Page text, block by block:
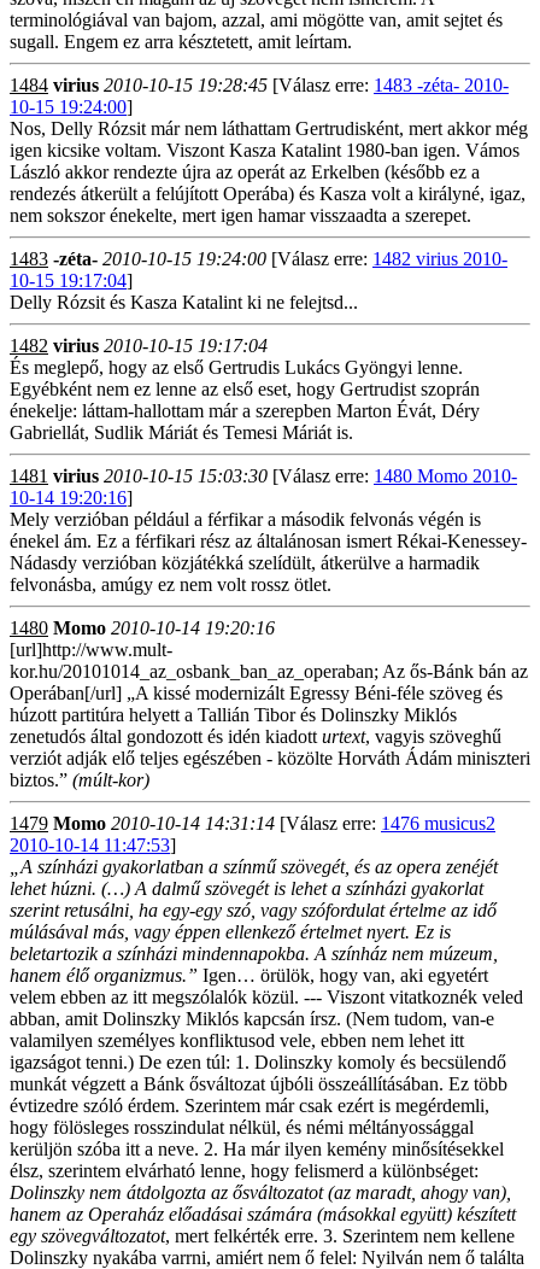
terminológiával van bajom, azzal, ami mögötte van, amit sejtet és
sugall. Engem ez arra késztetett, amit leírtam.
1484 virius 2010-10-15 19:28:45 [Válasz erre: 1483 -zéta- 2010-
10-15 19:24:00]
Nos, Delly Rózsit már nem láthattam Gertrudisként, mert akkor még
igen kicsike voltam. Viszont Kasza Katalint 1980-ban igen. Vámos
László akkor rendezte újra az operát az Erkelben (később ez a
rendezés átkerült a felújított Operába) és Kasza volt a királyné, igaz,
nem sokszor énekelte, mert igen hamar visszaadta a szerepet.
1483 -zéta- 2010-10-15 19:24:00 [Válasz erre: 1482 virius 2010-
10-15 19:17:04]
Delly Rózsit és Kasza Katalint ki ne felejtsd...
1482 virius 2010-10-15 19:17:04
És meglepő, hogy az első Gertrudis Lukács Gyöngyi lenne.
Egyébként nem ez lenne az első eset, hogy Gertrudist szoprán
énekelje: láttam-hallottam már a szerepben Marton Évát, Déry
Gabriellát, Sudlik Máriát és Temesi Máriát is.
1481 virius 2010-10-15 15:03:30 [Válasz erre: 1480 Momo 2010-
10-14 19:20:16]
Mely verzióban például a férfikar a második felvonás végén is
énekel ám. Ez a férfikari rész az általánosan ismert Rékai-Kenessey-
Nádasdy verzióban közjátékká szelídült, átkerülve a harmadik
felvonásba, amúgy ez nem volt rossz ötlet.
1480 Momo 2010-10-14 19:20:16
[url]http://www.mult-
kor.hu/20101014_az_osbank_ban_az_operaban; Az ős-Bánk bán az
Operában[/url] „A kissé modernizált Egressy Béni-féle szöveg és
húzott partitúra helyett a Tallián Tibor és Dolinszky Miklós
zenetudós által gondozott és idén kiadott urtext, vagyis szöveghű
verziót adják elő teljes egészében - közölte Horváth Ádám miniszteri
biztos.” (múlt-kor)
1479 Momo 2010-10-14 14:31:14 [Válasz erre: 1476 musicus2
2010-10-14 11:47:53]
„A színházi gyakorlatban a színmű szövegét, és az opera zenéjét
lehet húzni. (…) A dalmű szövegét is lehet a színházi gyakorlat
szerint retusálni, ha egy-egy szó, vagy szófordulat értelme az idő
múlásával más, vagy éppen ellenkező értelmet nyert. Ez is
beletartozik a színházi mindennapokba. A színház nem múzeum,
hanem élő organizmus.” Igen… örülök, hogy van, aki egyetért
velem ebben az itt megszólalók közül. --- Viszont vitatkoznék veled
abban, amit Dolinszky Miklós kapcsán írsz. (Nem tudom, van-e
valamilyen személyes konfliktusod vele, ebben nem lehet itt
igazságot tenni.) De ezen túl: 1. Dolinszky komoly és becsülendő
munkát végzett a Bánk ősváltozat újbóli összeállításában. Ez több
évtizedre szóló érdem. Szerintem már csak ezért is megérdemli,
hogy fölösleges rosszindulat nélkül, és némi méltányossággal
kerüljön szóba itt a neve. 2. Ha már ilyen kemény minősítésekkel
élsz, szerintem elvárható lenne, hogy felismerd a különbséget:
Dolinszky nem átdolgozta az ősváltozatot (az maradt, ahogy van),
hanem az Operaház előadásai számára (másokkal együtt) készített
egy szövegváltozatot, mert felkérték erre. 3. Szerintem nem kellene
Dolinszky nyakába varrni, amiért nem ő felel: Nyilván nem ő találta